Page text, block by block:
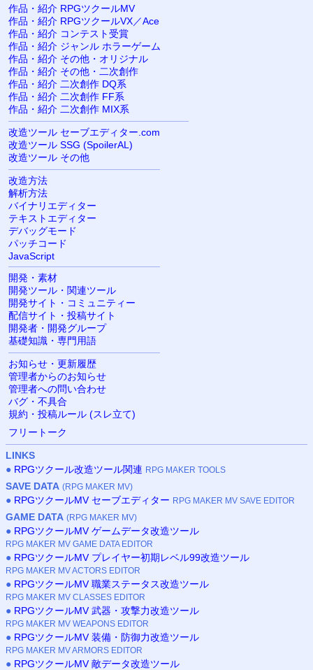
作品・紹介 RPGツクールMV
作品・紹介 RPGツクールVX／Ace
作品・紹介 コンテスト受賞
作品・紹介 ジャンル ホラーゲーム
作品・紹介 その他・オリジナル
作品・紹介 その他・二次創作
作品・紹介 二次創作 DQ系
作品・紹介 二次創作 FF系
作品・紹介 二次創作 MIX系
改造ツール セーブエディター.com
改造ツール SSG (SpoilerAL)
改造ツール その他
改造方法
解析方法
バイナリエディター
テキストエディター
デバッグモード
パッチコード
JavaScript
開発・素材
開発ツール・関連ツール
開発サイト・コミュニティー
配信サイト・投稿サイト
開発者・開発グループ
基礎知識・専門用語
お知らせ・更新履歴
管理者からのお知らせ
管理者への問い合わせ
バグ・不具合
規約・投稿ルール (スレ立て)
フリートーク
LINKS
● RPGツクール改造ツール関連 RPG MAKER TOOLS
SAVE DATA (RPG MAKER MV)
● RPGツクールMV セーブエディター RPG MAKER MV SAVE EDITOR
GAME DATA (RPG MAKER MV)
● RPGツクールMV ゲームデータ改造ツール
RPG MAKER MV GAME DATA EDITOR
● RPGツクールMV プレイヤー初期レベル99改造ツール
RPG MAKER MV ACTORS EDITOR
● RPGツクールMV 職業ステータス改造ツール
RPG MAKER MV CLASSES EDITOR
● RPGツクールMV 武器・攻撃力改造ツール
RPG MAKER MV WEAPONS EDITOR
● RPGツクールMV 装備・防御力改造ツール
RPG MAKER MV ARMORS EDITOR
● RPGツクールMV 敵データ改造ツール